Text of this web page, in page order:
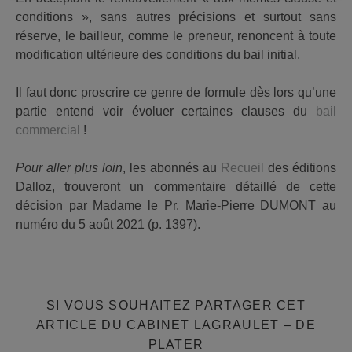
conditions », sans autres précisions et surtout sans
réserve, le bailleur, comme le preneur, renoncent à toute
modification ultérieure des conditions du bail initial.
Il faut donc proscrire ce genre de formule dès lors qu’une
partie entend voir évoluer certaines clauses du bail
commercial !
Pour aller plus loin, les abonnés au Recueil des éditions
Dalloz, trouveront un commentaire détaillé de cette
décision par Madame le Pr. Marie-Pierre DUMONT au
numéro du 5 août 2021 (p. 1397).
SI VOUS SOUHAITEZ PARTAGER CET
ARTICLE DU CABINET LAGRAULET – DE
PLATER